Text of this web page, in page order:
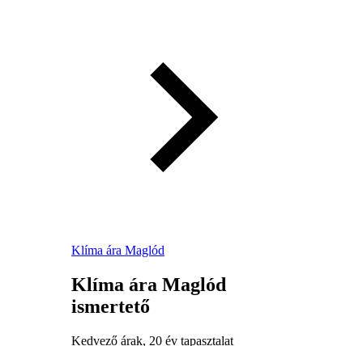
Klíma ára Maglód
Klíma ára Maglód
ismertető
Kedvező árak, 20 év tapasztalat